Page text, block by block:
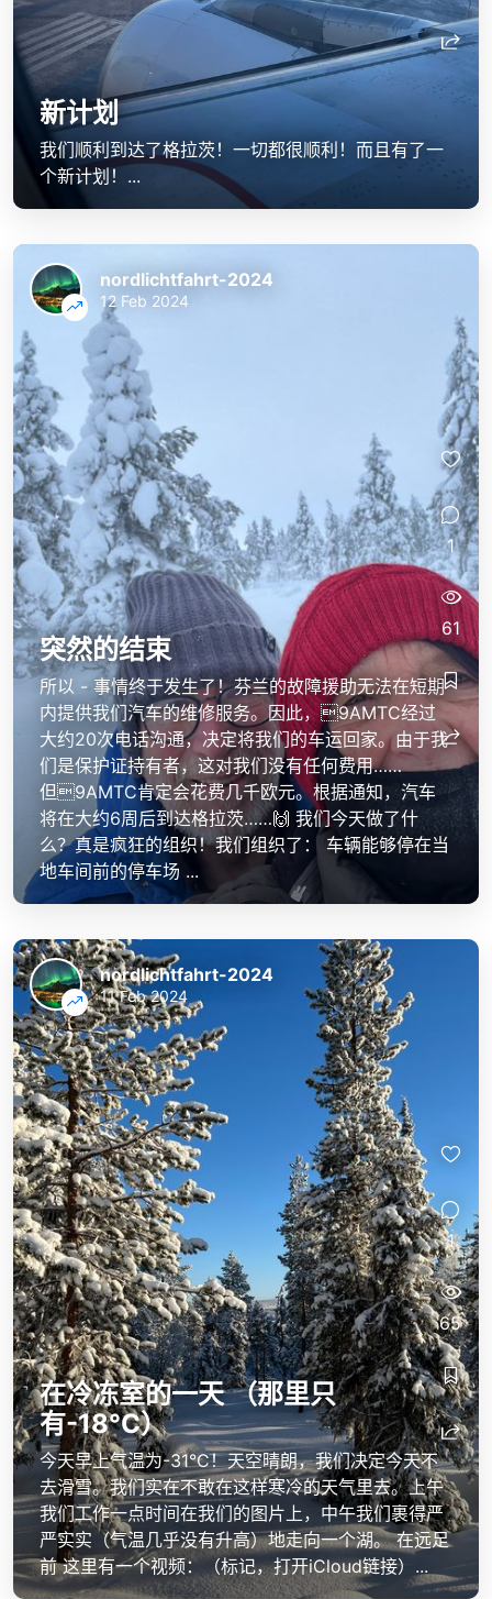
新计划
我们顺利到达了格拉茨！一切都很顺利！而且有了一
个新计划！...
突然的结束
所以 - 事情终于发生了！芬兰的故障援助无法在短期
内提供我们汽车的维修服务。因此，9AMTC经过
大约20次电话沟通，决定将我们的车运回家。由于我
们是保护证持有者，这对我们没有任何费用……
但9AMTC肯定会花费几千欧元。根据通知，汽车
将在大约6周后到达格拉茨……🙌 我们今天做了什
么？真是疯狂的组织！我们组织了： 车辆能够停在当
地车间前的停车场 ...
nordlichtfahrt-2024
12 Feb 2024
1
61
在冷冻室的一天 （那里只
有-18°C）
今天早上气温为-31°C！天空晴朗，我们决定今天不
去滑雪。我们实在不敢在这样寒冷的天气里去。上午
我们工作一点时间在我们的图片上，中午我们裹得严
严实实（气温几乎没有升高）地走向一个湖。 在远足
前 这里有一个视频：（标记，打开iCloud链接）...
nordlichtfahrt-2024
11 Feb 2024
1
65